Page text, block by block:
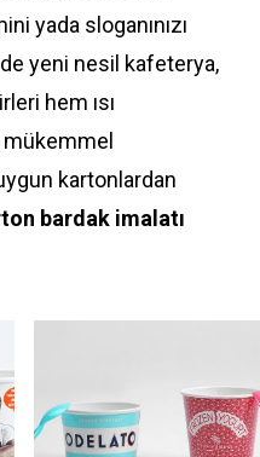
yada sloganınızı
yeni nesil kafeterya,
hem ısı
kartonlardan
bardak imalatı